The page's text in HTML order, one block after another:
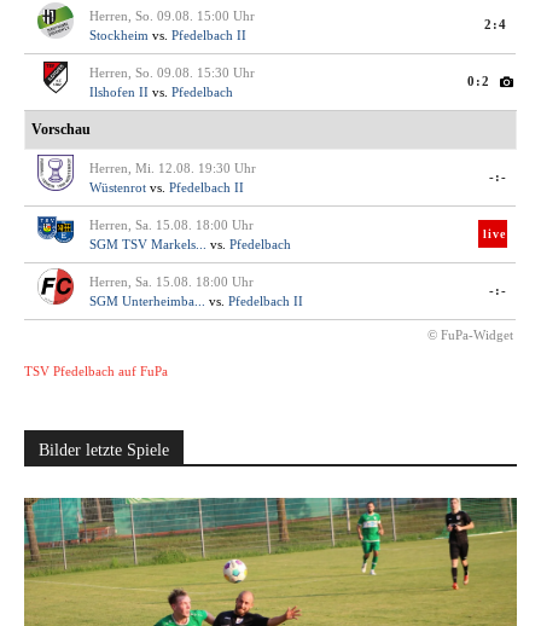
Herren, So. 09.08. 15:00 Uhr
Stockheim vs. Pfedelbach II
2:4
Herren, So. 09.08. 15:30 Uhr
Ilshofen II vs. Pfedelbach
0:2
Vorschau
Herren, Mi. 12.08. 19:30 Uhr
Wüstenrot vs. Pfedelbach II
-:-
Herren, Sa. 15.08. 18:00 Uhr
SGM TSV Markels...
vs. Pfedelbach
live
Herren, Sa. 15.08. 18:00 Uhr
SGM Unterheimba...
vs. Pfedelbach II
-:-
© FuPa-Widget
TSV Pfedelbach auf FuPa
Bilder letzte Spiele